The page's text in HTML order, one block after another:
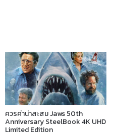
ควรค่าน่าสะสม Jaws 50th
Anniversary SteelBook 4K UHD
Limited Edition